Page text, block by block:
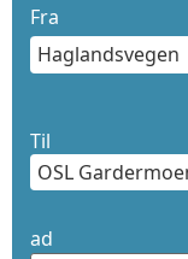
Fra
Til
ad